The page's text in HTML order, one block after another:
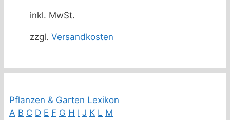
inkl. MwSt.
zzgl. Versandkosten
Pflanzen & Garten Lexikon
A B C D E F G H I J K L M